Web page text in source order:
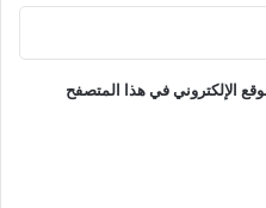
الإلكتروني في هذا المتصفح